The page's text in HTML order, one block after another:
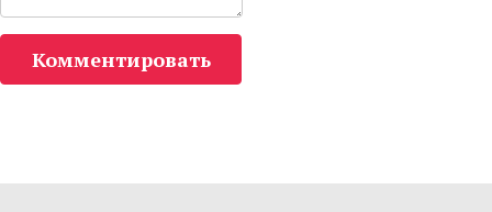
Комментировать